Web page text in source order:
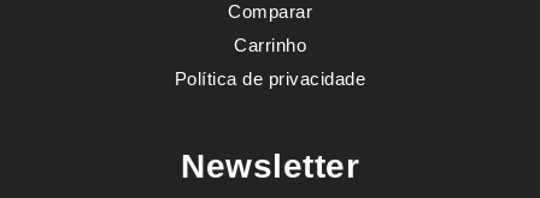
Comparar
Carrinho
Política de privacidade
Newsletter